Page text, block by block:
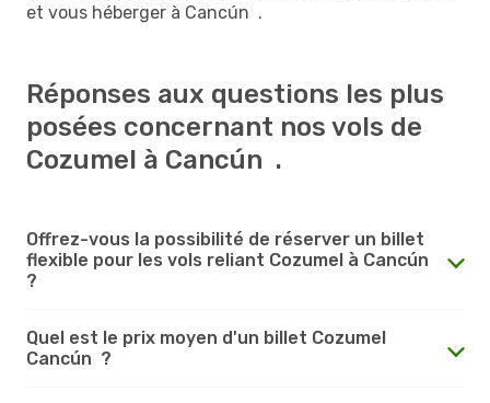
et vous héberger à Cancún .
Réponses aux questions les plus
posées concernant nos vols de
Cozumel à Cancún .
Offrez-vous la possibilité de réserver un billet
flexible pour les vols reliant Cozumel à Cancún
?
Quel est le prix moyen d'un billet Cozumel
Cancún ?